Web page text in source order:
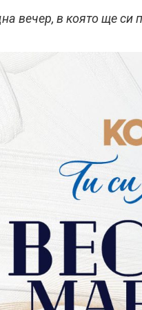
вечер, в която ще си